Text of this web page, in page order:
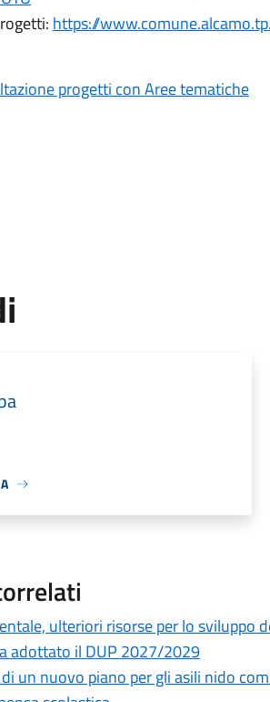
https://
progetti con Aree tematiche
ulteriori risorse per lo sviluppo
adottato il DUP 2027/2029
un nuovo piano per gli asili nido